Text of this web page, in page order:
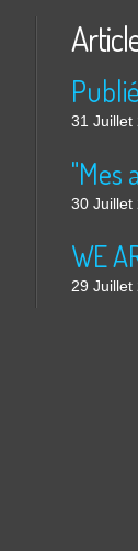
31 Juillet
"Mes
30 Juillet
WE
29 Juillet